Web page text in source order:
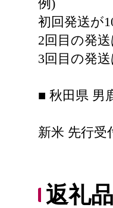
例)
初回発送が
2回目の発
3回目の発
■ 秋田県 男
新米 先行受
返礼